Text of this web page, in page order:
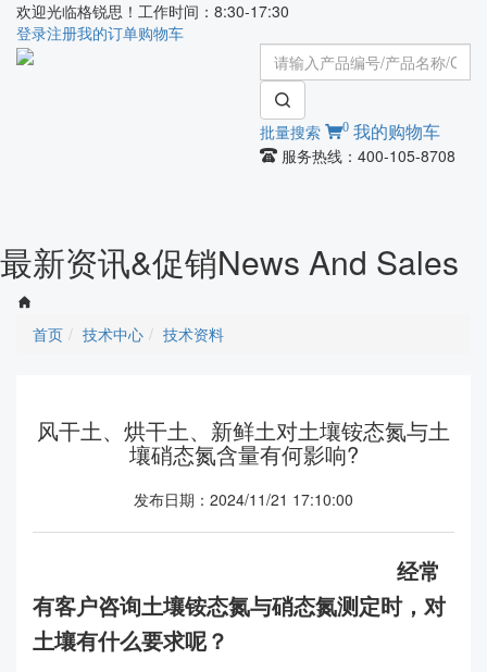
欢迎光临格锐思！工作时间：8:30-17:30
登录注册我的订单购物车
批量搜索 0 我的购物车
服务热线：400-105-8708
最新资讯&促销News And Sales
首页 技术中心 技术资料
风干土、烘干土、新鲜土对土壤铵态氮与土
壤硝态氮含量有何影响?
发布日期：2024/11/21 17:10:00
经常
有客户咨询土壤铵态氮与硝态氮测定时，对
土壤有什么要求呢？